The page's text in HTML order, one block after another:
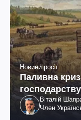
Новини росії
Паливна
Віталій
Член